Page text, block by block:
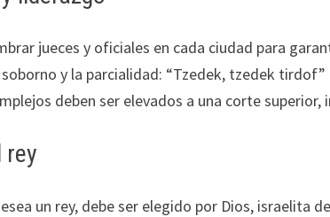
jueces y oficiales en cada ciudad para
soborno y la parcialidad: “Tzedek, tzedek
deben ser elevados a una corte
rey
un rey, debe ser elegido por Dios, israelita